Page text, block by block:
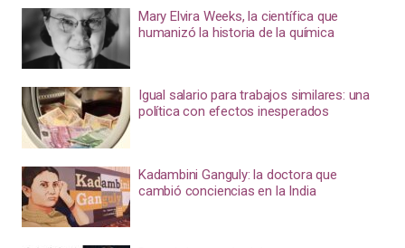
Mary Elvira Weeks, la científica que
humanizó la historia de la química
Igual salario para trabajos similares: una
política con efectos inesperados
Kadambini Ganguly: la doctora que
cambió conciencias en la India